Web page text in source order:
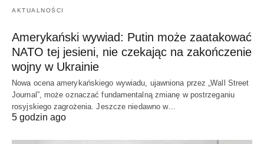
AKTUALNOŚCI
Amerykański wywiad: Putin może zaatakować
NATO tej jesieni, nie czekając na zakończenie
wojny w Ukrainie
Nowa ocena amerykańskiego wywiadu, ujawniona przez „Wall Street
Journal”, może oznaczać fundamentalną zmianę w postrzeganiu
rosyjskiego zagrożenia. Jeszcze niedawno w…
5 godzin ago